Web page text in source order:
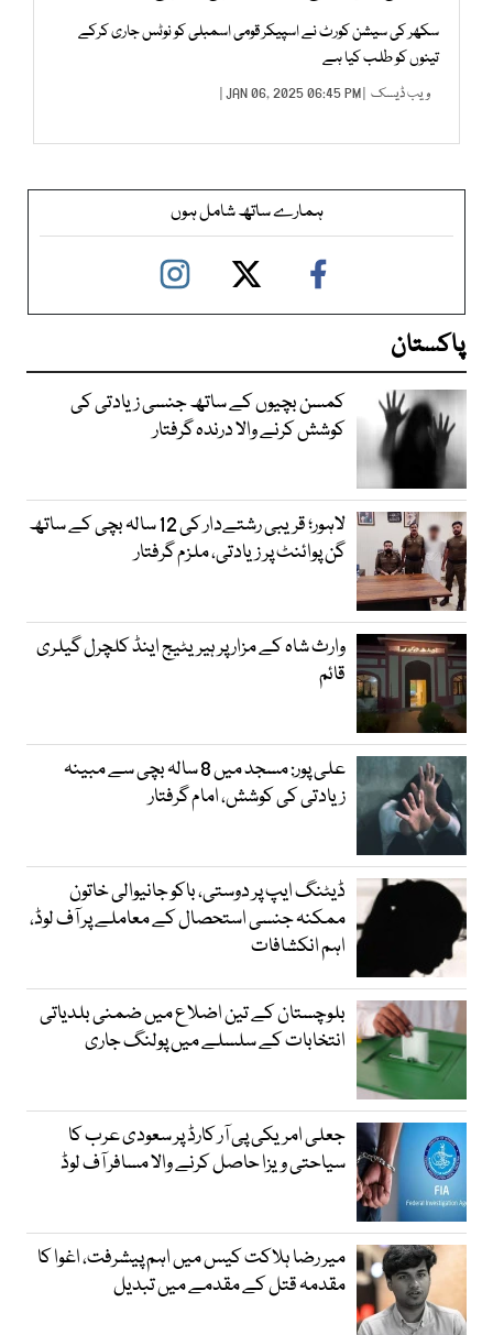
سکھر کی سیشن کورٹ نے اسپیکر قومی اسمبلی کو نوٹس جاری کرکے
تینوں کو طلب کیا ہے
ویب ڈیسک | JAN 06, 2025 06:45 PM |
ہمارے ساتھ شامل ہوں
پاکستان
کمسن بچیوں کے ساتھ جنسی زیادتی کی
کوشش کرنے والا درندہ گرفتار
لاہور؛ قریبی رشتےدار کی 12 سالہ بچی کے ساتھ
گن پوائنٹ پر زیادتی، ملزم گرفتار
وارث شاہ کے مزار پر ہیریٹیج اینڈ کلچرل گیلری
قائم
علی پور: مسجد میں 8 سالہ بچی سے مبینہ
زیادتی کی کوشش، امام گرفتار
ڈیٹنگ ایپ پر دوستی، باکو جانیوالی خاتون
ممکنہ جنسی استحصال کے معاملے پر آف لوڈ،
اہم انکشافات
بلوچستان کے تین اضلاع میں ضمنی بلدیاتی
انتخابات کے سلسلے میں پولنگ جاری
جعلی امریکی پی آر کارڈ پر سعودی عرب کا
سیاحتی ویزا حاصل کرنے والا مسافر آف لوڈ
میر رضا ہلاکت کیس میں اہم پیشرفت، اغوا کا
مقدمہ قتل کے مقدمے میں تبدیل